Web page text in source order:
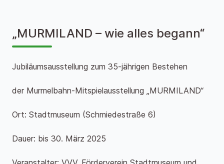
„MURMILAND – wie alles begann“
Jubiläumsausstellung zum 35-jährigen Bestehen
der Murmelbahn-Mitspielausstellung „MURMILAND“
Ort: Stadtmuseum (Schmiedestraße 6)
Dauer: bis 30. März 2025